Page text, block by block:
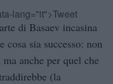
lang="it">Tweet
di Basaev incasina
sia successo: non
anche per quel che
(la